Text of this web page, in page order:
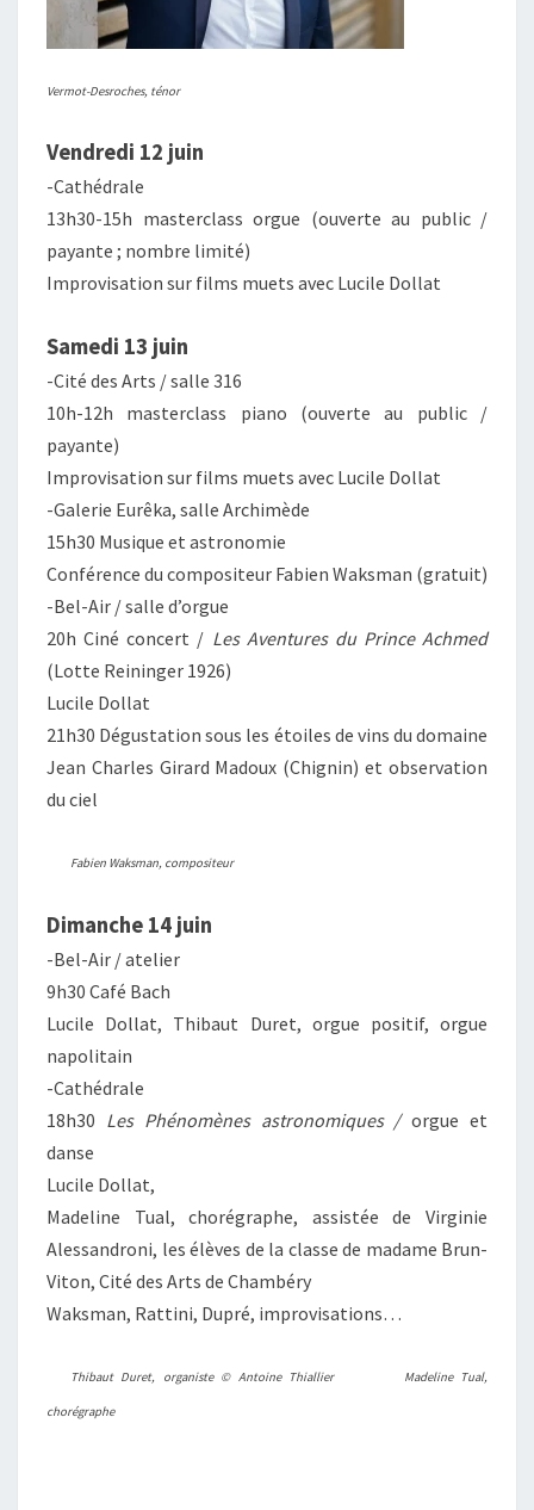
Vermot-Desroches, ténor
Vendredi 12 juin
-Cathédrale
13h30-15h masterclass orgue (ouverte au public /
payante ; nombre limité)
Improvisation sur films muets avec Lucile Dollat
Samedi 13 juin
-Cité des Arts / salle 316
10h-12h masterclass piano (ouverte au public /
payante)
Improvisation sur films muets avec Lucile Dollat
-Galerie Eurêka, salle Archimède
15h30 Musique et astronomie
Conférence du compositeur Fabien Waksman (gratuit)
-Bel-Air / salle d’orgue
20h Ciné concert / Les Aventures du Prince Achmed
(Lotte Reininger 1926)
Lucile Dollat
21h30 Dégustation sous les étoiles de vins du domaine
Jean Charles Girard Madoux (Chignin) et observation
du ciel
Fabien Waksman, compositeur
Dimanche 14 juin
-Bel-Air / atelier
9h30 Café Bach
Lucile Dollat, Thibaut Duret, orgue positif, orgue
napolitain
-Cathédrale
18h30 Les Phénomènes astronomiques /orgue et
danse
Lucile Dollat,
Madeline Tual, chorégraphe, assistée de Virginie
Alessandroni, les élèves de la classe de madame Brun-
Viton, Cité des Arts de Chambéry
Waksman, Rattini, Dupré, improvisations…
Thibaut Duret, organiste © Antoine Thiallier Madeline Tual,
chorégraphe